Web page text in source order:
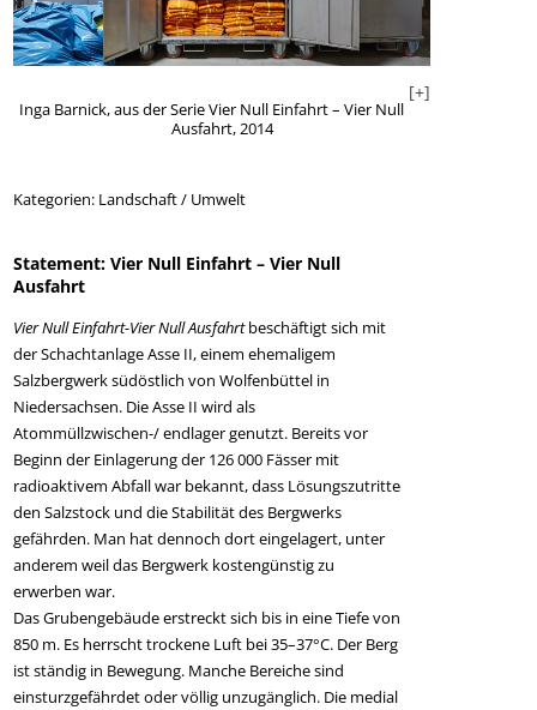
[+]
Inga Barnick, aus der Serie Vier Null Einfahrt – Vier Null
Ausfahrt, 2014
Kategorien: Landschaft / Umwelt
Statement: Vier Null Einfahrt – Vier Null
Ausfahrt
Vier Null Einfahrt-Vier Null Ausfahrtbeschäftigt sich mit
der Schachtanlage Asse II, einem ehemaligem
Salzbergwerk südöstlich von Wolfenbüttel in
Niedersachsen. Die Asse II wird als
Atommüllzwischen-/ endlager genutzt. Bereits vor
Beginn der Einlagerung der 126 000 Fässer mit
radioaktivem Abfall war bekannt, dass Lösungszutritte
den Salzstock und die Stabilität des Bergwerks
gefährden. Man hat dennoch dort eingelagert, unter
anderem weil das Bergwerk kostengünstig zu
erwerben war.
Das Grubengebäude erstreckt sich bis in eine Tiefe von
850 m. Es herrscht trockene Luft bei 35–37°C. Der Berg
ist ständig in Bewegung. Manche Bereiche sind
einsturzgefährdet oder völlig unzugänglich. Die medial